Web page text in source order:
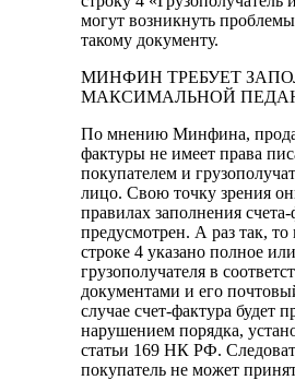
могут возникнуть
такому документу.
МИНФИН ТРЕБУЕТ
МАКСИМАЛЬНОЙ
По мнению Минфина,
фактуры не имеет права
покупателем и
лицо. Свою точку зрения
правилах заполнения
предусмотрен. А раз так,
строке 4 указано полное
грузополучателя в
документами и его
случае счет-фактура будет
нарушением порядка,
статьи 169 НК РФ.
покупатель не может